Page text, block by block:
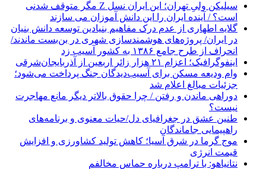
سیلیکن ولیِ تهران؛ این ایران نسل Z مگر متوقف شدنی
است؟ / آینده ایران را این دانش آموزان می سازند
گلایه اطهاری از عدم درک مفاهیم بنیادین توسعه دانش بنیان
در ایران/ پروژه‌های هوشمندسازی شهری در بن‌بست ماندند/
انحراف از طرح جامع ۱۳۸۶ به کشور آسیب زد
اینفوگرافیک؛ اعزام ۲۱ هزار زائر اربعین از آذربایجان‌شرقی
وام ودیعه مسکن برای آسیب‌دیدگان جنگ پرداخت می‌شود؛
جزئیات مبالغ اعلام شد
دوراهی ماندن و رفتن / چرا حقوق بالاتر دیگر مانع مهاجرت
نیست؟
طنین عشق در جغرافیای دل/حیات معنوی و برنامه‌های
راهپیمایی جاماندگان
موج گرما در شرق آسیا؛ کاهش تولید کشاورزی و افزایش
قیمت انرژی
نتانیاهو: با ترامپ درباره حماس مخالفم